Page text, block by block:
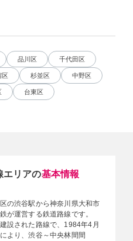
品川区 千代田区
区 杉並区 中野区
台東区
エリアの基本情報
の渋谷駅から神奈川県大和市
が運営する鉄道路線です。
設された路線で、1984年4月
より、渋谷～中央林間間